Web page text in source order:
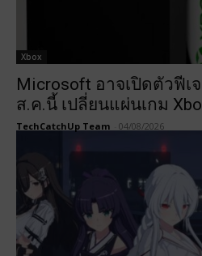
Xbox
Microsoft อาจเปิดตัวฟีเจ
ส.ค.นี้ เปลี่ยนแผ่นเกม
TechCatchUp Team 04/08/2026